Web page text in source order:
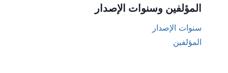
المؤلفين وسنوات الإصدار
سنوات الإصدار
المؤلفين